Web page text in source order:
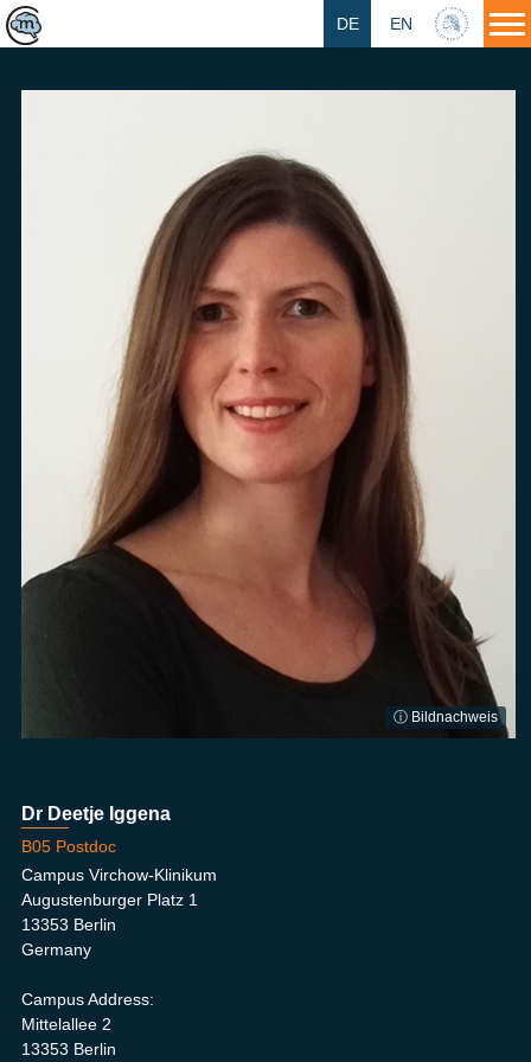
HU
EN
DE
ⓘ Bildnachweis
Dr Deetje Iggena
B05 Postdoc
Campus Virchow-Klinikum
Augustenburger Platz 1
13353 Berlin
Germany
Campus Address:
Mittelallee 2
13353 Berlin